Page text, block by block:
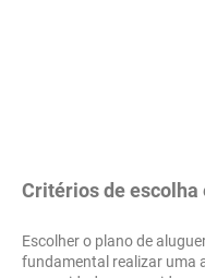
Critérios de escolha
Escolher o plano de
fundamental realizar uma